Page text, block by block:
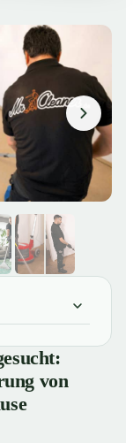
bei Ihnen
von